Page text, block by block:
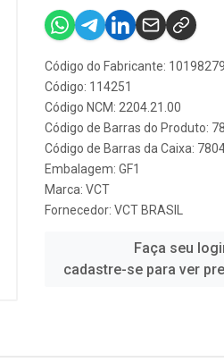
Código do Fabricante: 10198279
Código: 114251
Código NCM: 2204.21.00
Código de Barras do Produto:
Código de Barras da Caixa:
Embalagem: GF1
Marca: VCT
Fornecedor: VCT BRASIL
Faça seu
cadastre-se para ver